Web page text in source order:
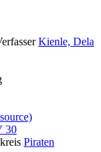
Kienle, Dela
30
Piraten